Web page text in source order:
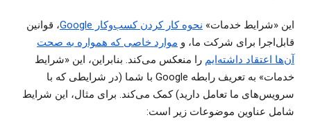
این «شرایط خدمات» نحوه کار کردن کسب‌وکار Google
، قوانین
قابل‌اجرا برای شرکت ما، و موارد خاصی که همواره به صحت
آن‌ها اعتقاد داشته‌ایم را منعکس می‌کند. بنابراین، این «شرایط
خدمات» به تعریف رابطه Google با شما (در شرایطی که با
سرویس‌های ما تعامل دارید) کمک می‌کند. برای مثال، این شرایط
شامل عناوین موضوعات زیر است: